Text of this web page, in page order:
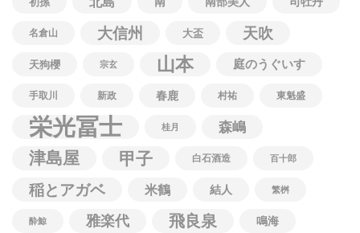
名倉山 大信州 大盃 天吹
天狗櫻 宗玄 山本 庭のうぐいす
手取川 新政 春鹿 村祐 東魁盛
栄光冨士 桂月 森嶋
津島屋 甲子 白石酒造 百十郎
稲とアガベ 米鶴 結人 繁桝
酔鯨 雅楽代 飛良泉 鳴海